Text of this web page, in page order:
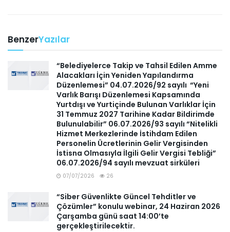
BenzerYazılar
“Belediyelerce Takip ve Tahsil Edilen Amme
Alacakları İçin Yeniden Yapılandırma
Düzenlemesi” 04.07.2026/92 sayılı “Yeni
Varlık Barışı Düzenlemesi Kapsamında
Yurtdışı ve Yurtiçinde Bulunan Varlıklar İçin
31 Temmuz 2027 Tarihine Kadar Bildirimde
Bulunulabilir” 06.07.2026/93 sayılı “Nitelikli
Hizmet Merkezlerinde İstihdam Edilen
Personelin Ücretlerinin Gelir Vergisinden
İstisna Olmasıyla İlgili Gelir Vergisi Tebliği”
06.07.2026/94 sayılı mevzuat sirküleri
07/07/2026 26
“Siber Güvenlikte Güncel Tehditler ve
Çözümler” konulu webinar, 24 Haziran 2026
Çarşamba günü saat 14:00’te
gerçekleştirilecektir.